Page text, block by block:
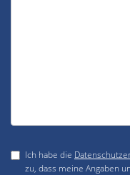
Ich habe die
zu, dass meine Angaben